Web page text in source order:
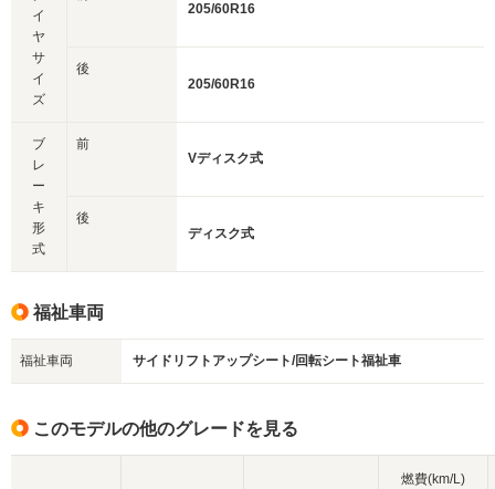
イ
ヤ
サ
イ
ズ
205/60R16
後
205/60R16
ブ
レ
ー
キ
形
式
前
Vディスク式
後
ディスク式
福祉車両
福祉車両 サイドリフトアップシート/回転シート福祉車
このモデルの他のグレードを見る
燃費(km/L)